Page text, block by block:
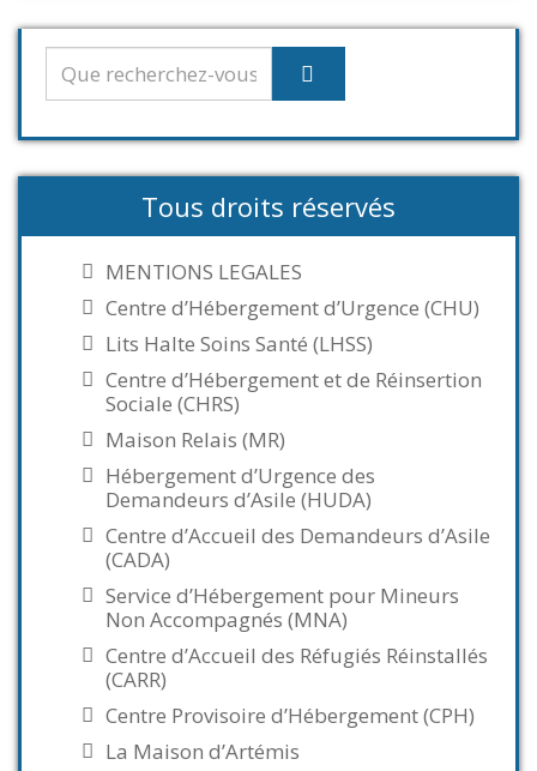
Tous droits réservés
MENTIONS LEGALES
Centre d’Hébergement d’Urgence (CHU)
Lits Halte Soins Santé (LHSS)
Centre d’Hébergement et de Réinsertion
Sociale (CHRS)
Maison Relais (MR)
Hébergement d’Urgence des
Demandeurs d’Asile (HUDA)
Centre d’Accueil des Demandeurs d’Asile
(CADA)
Service d’Hébergement pour Mineurs
Non Accompagnés (MNA)
Centre d’Accueil des Réfugiés Réinstallés
(CARR)
Centre Provisoire d’Hébergement (CPH)
La Maison d’Artémis